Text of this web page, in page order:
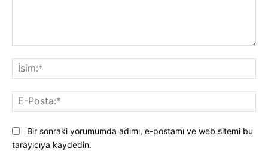
Bir sonraki yorumumda adımı, e-postamı ve web sitemi bu
tarayıcıya kaydedin.